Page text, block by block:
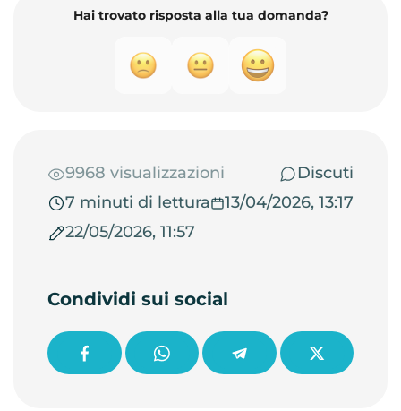
Hai trovato risposta alla tua domanda?
9968 visualizzazioni
Discuti
7 minuti di lettura
13/04/2026, 13:17
22/05/2026, 11:57
Condividi sui social